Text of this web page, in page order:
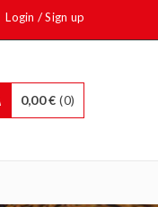
Login /Sign up
0,00€ 0